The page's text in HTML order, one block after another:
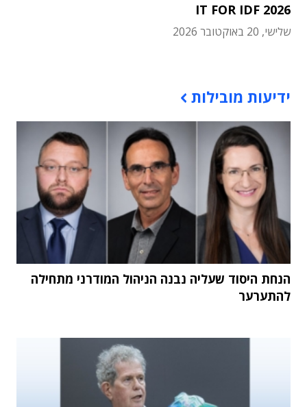
IT FOR IDF 2026
שלישי, 20 באוקטובר 2026
ידיעות מובילות
הנחת היסוד שעליה נבנה הניהול המודרני מתחילה
להתערער